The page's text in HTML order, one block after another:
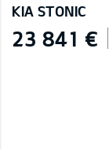
KIA STONIC
23 841 €